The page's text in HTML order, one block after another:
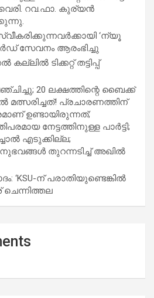
വെരി. റവ.ഫാ. കുര്യൻ
‘ന്യൂ
സേവനം ആരംഭിച്ചു
ടിക്കറ്റ് തട്ടിപ്പ്
20 ലക്ഷത്തിന്റെ ബൈക്ക്
മത്സരിച്ചത്! പ്രചാരണത്തിന്
ഉണ്ടായിരുന്നത്;
നേട്ടത്തിനുള്ള പാര്‍ട്ടി;
എടുക്കില്ല;
തുറന്നടിച്ച് അഖില്‍
‘KSU-ന് പരാതിയുണ്ടെങ്കിൽ
ചെന്നിത്തല